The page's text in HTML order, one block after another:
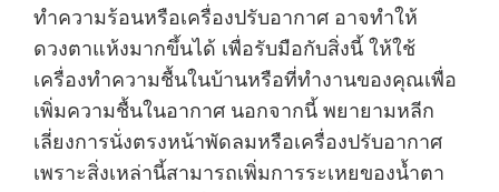
ทำความร้อนหรือเครื่องปรับอากาศ อาจทำให้
ดวงตาแห้งมากขึ้นได้ เพื่อรับมือกับสิ่งนี้ ให้ใช้
เครื่องทำความชื้นในบ้านหรือที่ทำงานของคุณเพื่อ
เพิ่มความชื้นในอากาศ นอกจากนี้ พยายามหลีก
เลี่ยงการนั่งตรงหน้าพัดลมหรือเครื่องปรับอากาศ
เพราะสิ่งเหล่านี้สามารถเพิ่มการระเหยของน้ำตา